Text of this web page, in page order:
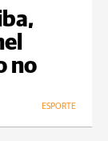
no
ESPORTE